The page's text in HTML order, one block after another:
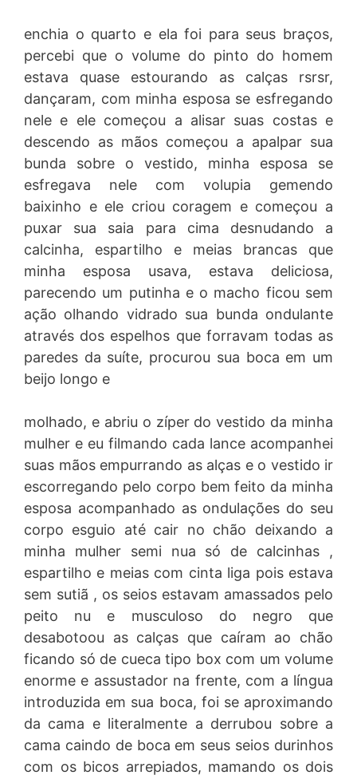
enchia o quarto e ela foi para seus braços,
percebi que o volume do pinto do homem
estava quase estourando as calças rsrsr,
dançaram, com minha esposa se esfregando
nele e ele começou a alisar suas costas e
descendo as mãos começou a apalpar sua
bunda sobre o vestido, minha esposa se
esfregava nele com volupia gemendo
baixinho e ele criou coragem e começou a
puxar sua saia para cima desnudando a
calcinha, espartilho e meias brancas que
minha esposa usava, estava deliciosa,
parecendo um putinha e o macho ficou sem
ação olhando vidrado sua bunda ondulante
através dos espelhos que forravam todas as
paredes da suíte, procurou sua boca em um
beijo longo e
molhado, e abriu o zíper do vestido da minha
mulher e eu filmando cada lance acompanhei
suas mãos empurrando as alças e o vestido ir
escorregando pelo corpo bem feito da minha
esposa acompanhado as ondulações do seu
corpo esguio até cair no chão deixando a
minha mulher semi nua só de calcinhas ,
espartilho e meias com cinta liga pois estava
sem sutiã , os seios estavam amassados pelo
peito nu e musculoso do negro que
desabotoou as calças que caíram ao chão
ficando só de cueca tipo box com um volume
enorme e assustador na frente, com a língua
introduzida em sua boca, foi se aproximando
da cama e literalmente a derrubou sobre a
cama caindo de boca em seus seios durinhos
com os bicos arrepiados, mamando os dois